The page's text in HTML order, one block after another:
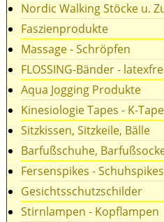
Nordic Walking Stöcke u.
Faszienprodukte
Massage - Schröpfen
FLOSSING-Bänder -
Aqua Jogging Produkte
Kinesiologie Tapes - K-Tape
Sitzkissen, Sitzkeile, Bälle
Barfußschuhe,
Fersenspikes - Schuhspikes
Gesichtsschutzschilder
Stirnlampen - Kopflampen